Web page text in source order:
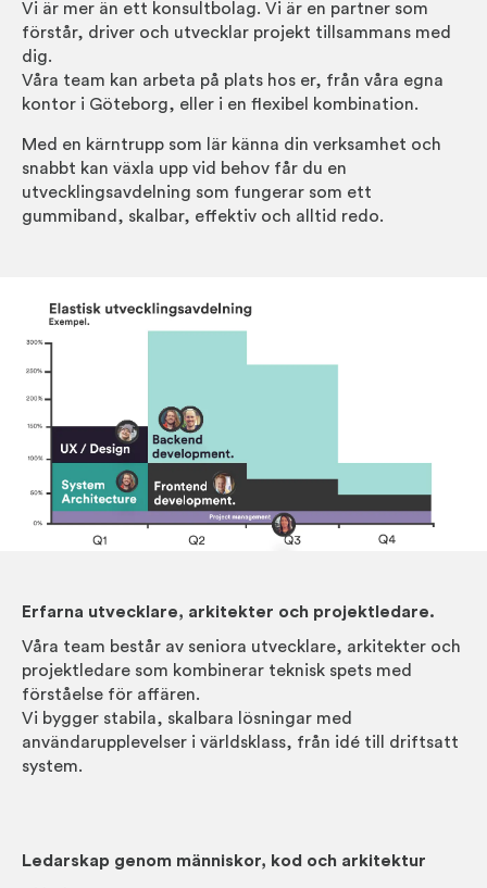
Vi är mer än ett konsultbolag. Vi är en partner som
förstår, driver och utvecklar projekt tillsammans med
dig.
Våra team kan arbeta på plats hos er, från våra egna
kontor i Göteborg, eller i en flexibel kombination.
Med en kärntrupp som lär känna din verksamhet och
snabbt kan växla upp vid behov får du en
utvecklingsavdelning som fungerar som ett
gummiband, skalbar, effektiv och alltid redo.
Erfarna utvecklare, arkitekter och projektledare.
Våra team består av seniora utvecklare, arkitekter och
projektledare som kombinerar teknisk spets med
förståelse för affären.
Vi bygger stabila, skalbara lösningar med
användarupplevelser i världsklass, från idé till driftsatt
system.
Ledarskap genom människor, kod och arkitektur